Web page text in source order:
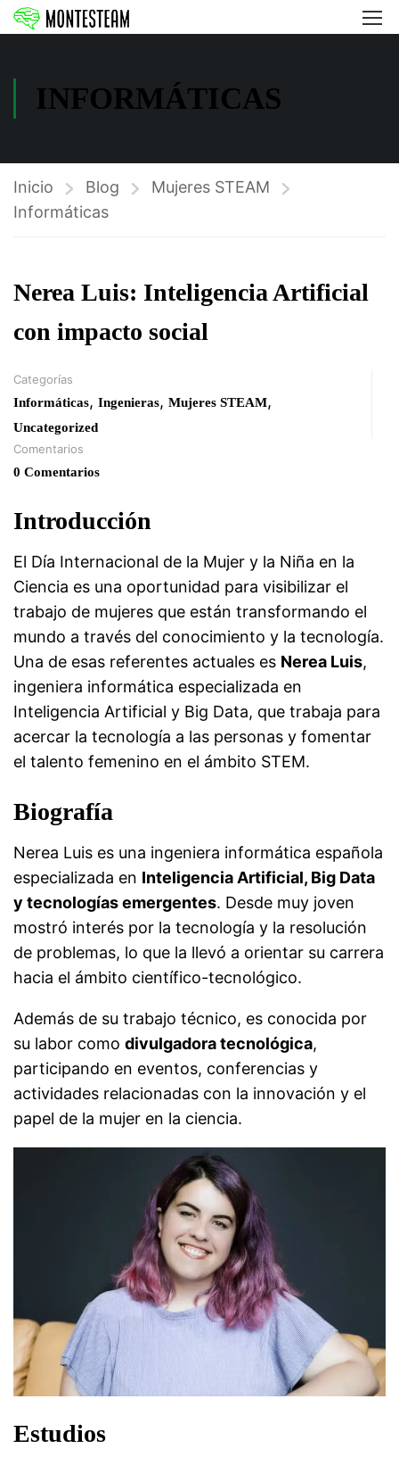
INFORMÁTICAS
Inicio Blog
Mujeres STEAM
Informáticas
Nerea Luis: Inteligencia Artificial
con impacto social
Categorías
Informáticas, Ingenieras, Mujeres STEAM,
Uncategorized
Comentarios
0 Comentarios
Introducción
El Día Internacional de la Mujer y la Niña en la
Ciencia es una oportunidad para visibilizar el
trabajo de mujeres que están transformando el
mundo a través del conocimiento y la tecnología.
Una de esas referentes actuales es Nerea Luis,
ingeniera informática especializada en
Inteligencia Artificial y Big Data, que trabaja para
acercar la tecnología a las personas y fomentar
el talento femenino en el ámbito STEM.
Biografía
Nerea Luis es una ingeniera informática española
especializada en Inteligencia Artificial, Big Data
y tecnologías emergentes. Desde muy joven
mostró interés por la tecnología y la resolución
de problemas, lo que la llevó a orientar su carrera
hacia el ámbito científico-tecnológico.
Además de su trabajo técnico, es conocida por
su labor como divulgadora tecnológica,
participando en eventos, conferencias y
actividades relacionadas con la innovación y el
papel de la mujer en la ciencia.
Estudios